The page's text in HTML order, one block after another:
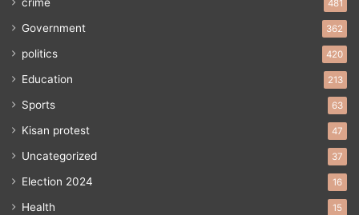
481
Government 362
politics 420
Education 213
Sports 63
Kisan protest 47
Uncategorized 37
Election 2024 16
Health 15